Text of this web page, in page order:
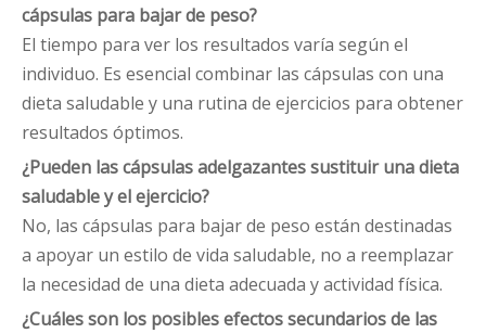
cápsulas para bajar de peso?
El tiempo para ver los resultados varía según el
individuo. Es esencial combinar las cápsulas con una
dieta saludable y una rutina de ejercicios para obtener
resultados óptimos.
¿Pueden las cápsulas adelgazantes sustituir una dieta
saludable y el ejercicio?
No, las cápsulas para bajar de peso están destinadas
a apoyar un estilo de vida saludable, no a reemplazar
la necesidad de una dieta adecuada y actividad física.
¿Cuáles son los posibles efectos secundarios de las